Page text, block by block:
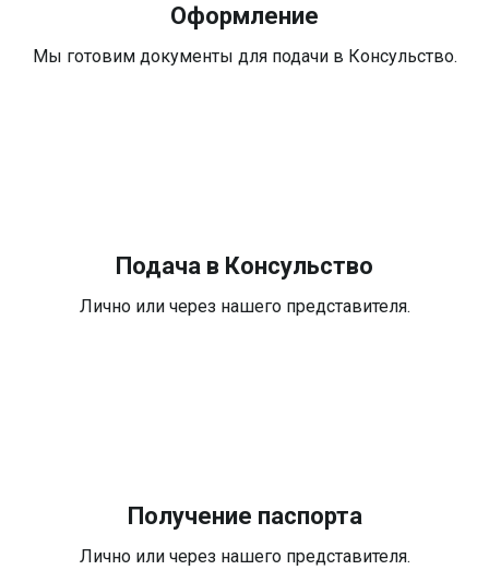
Оформление
Мы готовим документы для подачи в Консульство.
Подача в Консульство
Лично или через нашего представителя.
Получение паспорта
Лично или через нашего представителя.